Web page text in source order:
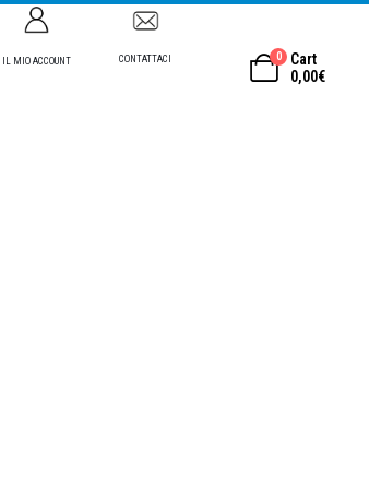
IL MIO ACCOUNT CONTATTACI 0
Cart
0,00€